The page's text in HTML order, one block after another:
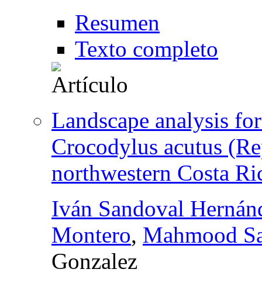
Resumen
Texto completo
Landscape analysis
Crocodylus acutus
northwestern Costa
Iván Sandoval
Montero, Mahmood
Gonzalez